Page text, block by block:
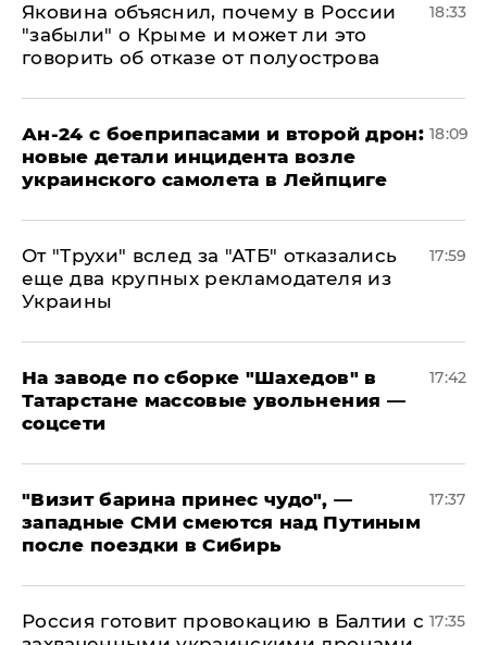
Яковина объяснил, почему в России
"забыли" о Крыме и может ли это
говорить об отказе от полуострова
18:33
Ан-24 с боеприпасами и второй дрон:
новые детали инцидента возле
украинского самолета в Лейпциге
18:09
От "Трухи" вслед за "АТБ" отказались
еще два крупных рекламодателя из
Украины
17:59
На заводе по сборке "Шахедов" в
Татарстане массовые увольнения —
соцсети
17:42
"Визит барина принес чудо", —
западные СМИ смеются над Путиным
после поездки в Сибирь
17:37
​Россия готовит провокацию в Балтии с 17:35